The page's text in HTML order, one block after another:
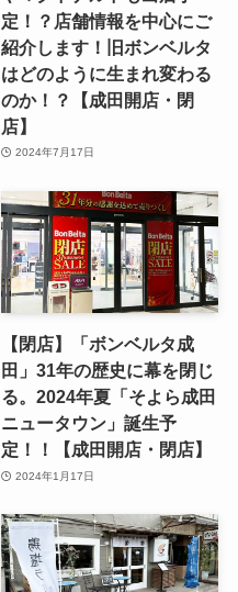
定！？店舗情報を中心にご
紹介します！旧ボンベルタ
はどのように生まれ変わる
のか！？【成田開店・閉
店】
2024年7月17日
【閉店】「ボンベルタ成
田」31年の歴史に幕を閉じ
る。2024年夏「そよら成田
ニュータウン」誕生予
定！！【成田開店・閉店】
2024年1月17日